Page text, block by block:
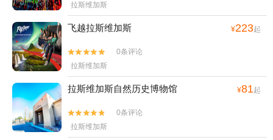
拉斯维加斯
飞越拉斯维加斯 ¥223起


0条评论
拉斯维加斯
拉斯维加斯自然历史博物馆 ¥81起


0条评论
拉斯维加斯